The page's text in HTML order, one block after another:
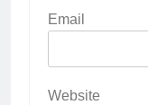
Email
Website